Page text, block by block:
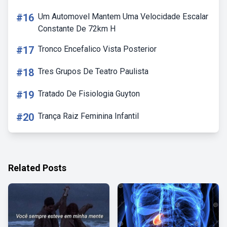
#16 Um Automovel Mantem Uma Velocidade Escalar
Constante De 72km H
#17 Tronco Encefalico Vista Posterior
#18 Tres Grupos De Teatro Paulista
#19 Tratado De Fisiologia Guyton
#20 Trança Raiz Feminina Infantil
Related Posts